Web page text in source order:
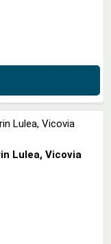
Lulea, Vicovia